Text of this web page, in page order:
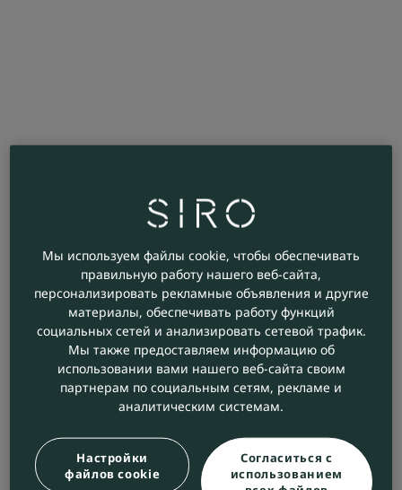
Мы используем файлы cookie, чтобы обеспечивать
правильную работу нашего веб-сайта,
персонализировать рекламные объявления и другие
материалы, обеспечивать работу функций
социальных сетей и анализировать сетевой трафик.
Мы также предоставляем информацию об
использовании вами нашего веб-сайта своим
партнерам по социальным сетям, рекламе и
аналитическим системам.
Согласиться с
использованием
Настройки
файлов cookie